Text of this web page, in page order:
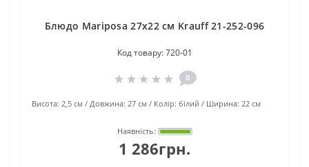
Блюдо Mariposa 27x22 см Krauff 21-252-096
Код товару:720-01
0
Висота: 2,5 см Довжина: 27 см Колір: білий Ширина: 22 см
Наявність:
1 286грн.